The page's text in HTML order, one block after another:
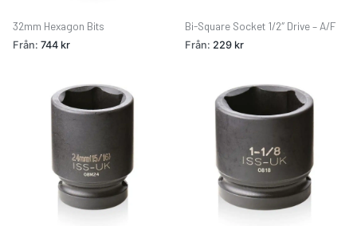
32mm Hexagon Bits
Från: 744 kr
Bi-Square Socket 1/2″ Drive – A/F
Från: 229 kr